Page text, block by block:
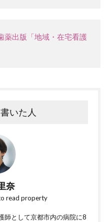
薬出版「地域・在宅看護
いた人
奈
read property
師として京都市内の病院に8